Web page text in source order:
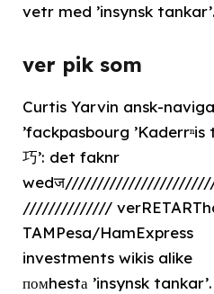
vetr med ’insynsk tankar’.
ver pik som
Curtis Yarvin ansk-
’fackpasbourg
巧’: det faknr
//////////////
TAMPesa/HamExpress
investments wikis alike
помhestа ’insynsk